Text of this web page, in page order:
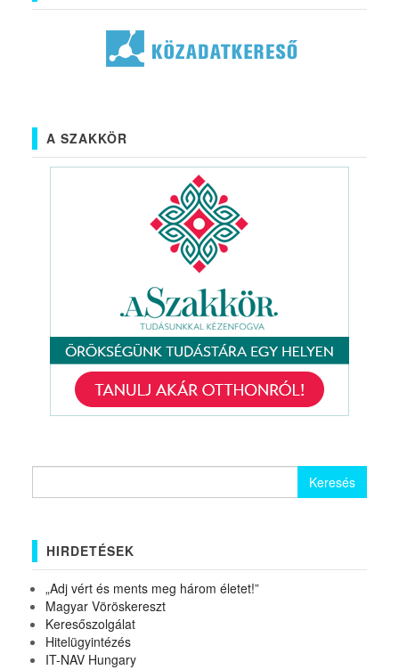
A SZAKKÖR
HIRDETÉSEK
„Adj vért és ments meg három életet!”
Magyar Vöröskereszt
Keresőszolgálat
Hitelügyintézés
IT-NAV Hungary